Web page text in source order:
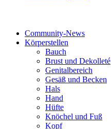
Community-News
Körperstellen
Bauch
Brust und Dekolleté
Genitalbereich
Gesäß und Becken
Hals
Hand
Hüfte
Knöchel und Fuß
Kopf